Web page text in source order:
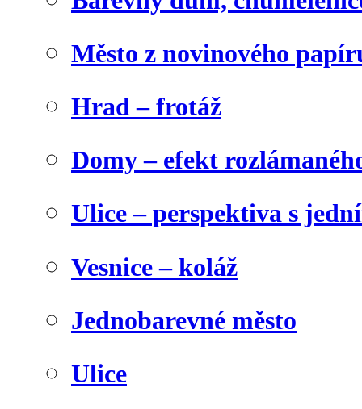
Město z novinového
Hrad – frotáž
Domy – efekt
Ulice – perspektiva s
Vesnice – koláž
Jednobarevné město
Ulice